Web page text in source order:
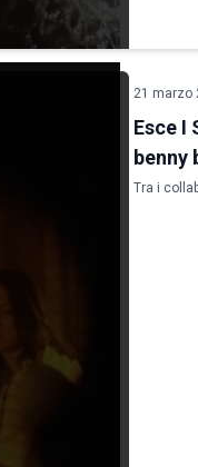
21 marzo
Esce I
benny
Tra i